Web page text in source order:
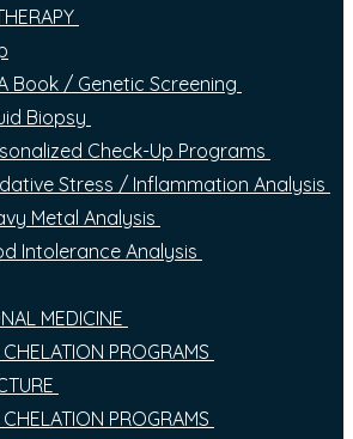
Book / Genetic Screening
Biopsy
Check-Up Programs
Stress / Inflammation Analysis
Metal Analysis
Intolerance Analysis
MEDICINE
PROGRAMS
PROGRAMS